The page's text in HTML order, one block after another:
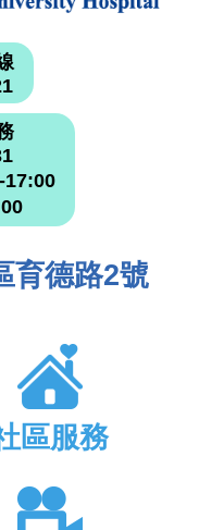
17:00
育德路2號
區服務